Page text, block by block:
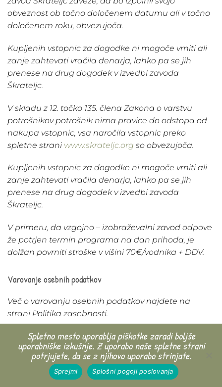
obveznost ob točno določenem datumu ali v točno
določenem roku, obvezujoča.
Kupljenih vstopnic za dogodke ni mogoče vrniti ali
zanje zahtevati vračila denarja, lahko pa se jih
prenese na drug dogodek v izvedbi zavoda
Škrateljc.
V skladu z 12. točko 135. člena Zakona o varstvu
potrošnikov potrošnik nima pravice do odstopa od
nakupa vstopnic, vsa naročila vstopnic preko
spletne strani www.skrateljc.org so obvezujoča.
Kupljenih vstopnic za dogodke ni mogoče vrniti ali
zanje zahtevati vračila denarja, lahko pa se jih
prenese na drug dogodek v izvedbi zavoda
Škrateljc.
V primeru, da vzgojno – izobraževalni zavod odpove
že potrjen termin programa na dan prihoda, je
dolžan povrniti stroške v višini 70€/vodnika + DDV.
Varovanje osebnih podatkov
Več o varovanju osebnih podatkov najdete na
strani Politika zasebnosti.
Izjemno razkritje osebnih podatkov
Podatki, ki jih zbira zavod Škrateljc zbira in obdeluje,
Spletno mesto uporablja piškotke zaradi boljše
uporabniške izkušnje. Z uporabo naše spletne strani
potrjujete, da se z njihovo uporabo strinjate.
Sprejmi Splošni pogoji poslovanja